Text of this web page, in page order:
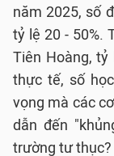
năm 2025, số
tỷ lệ 20 - 50%.
Tiên Hoàng, tỷ
thực tế, số
vọng mà các
dẫn đến
trường tư thục?